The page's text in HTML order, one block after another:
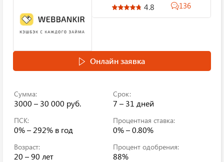
4.8 136
Онлайн заявка
Сумма:
3000 – 30 000 руб.
Срок:
7 – 31 дней
ПСК:
0% – 292% в год
Процентная ставка:
0% – 0.80%
Возраст:
20 – 90 лет
Процент одобрения:
88%